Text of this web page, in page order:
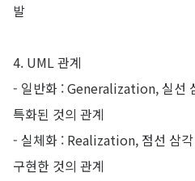
발
4. UML 관계
- 일반화 : Generalization, 실선
특화된 것의 관계
- 실체화 : Realization, 점선 삼
구현한 것의 관계